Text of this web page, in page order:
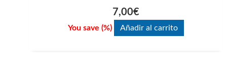
7,00€
You save (%) Añadir al carrito